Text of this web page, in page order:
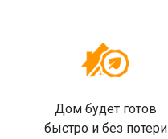
Дом будет готов
быстро и без потери